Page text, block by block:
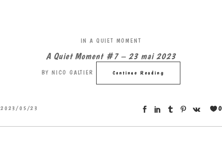
IN A QUIET MOMENT
A Quiet Moment #7 – 23 mai 2023
BY NICO GALTIER Continue Reading
2023/05/23 0